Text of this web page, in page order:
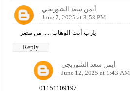
أيمن سعد الشوربجي
June 7, 2025 at 3:58 PM
يارب أنت الوهاب ..... من مصر
Reply
أيمن سعد الشوربجي
June 12, 2025 at 1:43 AM
01151109197